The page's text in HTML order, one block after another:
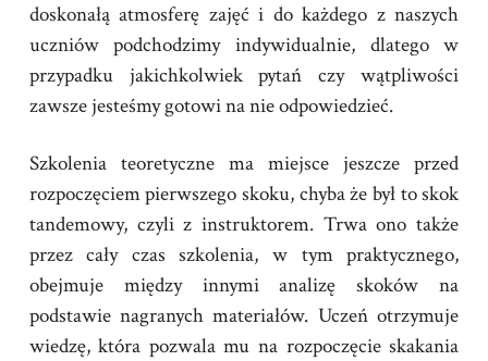
doskonałą atmosferę zajęć i do każdego z naszych
uczniów podchodzimy indywidualnie, dlatego w
przypadku jakichkolwiek pytań czy wątpliwości
zawsze jesteśmy gotowi na nie odpowiedzieć.
Szkolenia teoretyczne ma miejsce jeszcze przed
rozpoczęciem pierwszego skoku, chyba że był to skok
tandemowy, czyli z instruktorem. Trwa ono także
przez cały czas szkolenia, w tym praktycznego,
obejmuje między innymi analizę skoków na
podstawie nagranych materiałów. Uczeń otrzymuje
wiedzę, która pozwala mu na rozpoczęcie skakania